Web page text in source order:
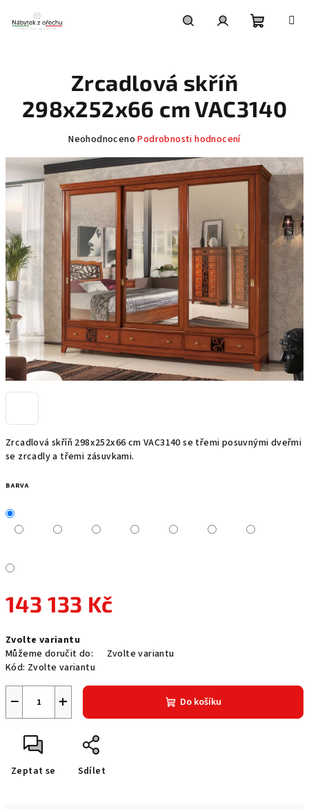
obsah
Zrcadlová skříň 298x252x66 cm VAC3140 se třemi posuvnými dveřmi
se zrcadly a třemi zásuvkami.
BARVA
143 133 Kč
cena:
Zvolte variantu
Můžeme doručit do:
Zvolte variantu
Kód: Zvolte variantu
+
− Do košíku
Zeptat se Sdílet
Zrcadlová skříň
298x252x66 cm VAC3140
Průměrné
produktu
je
0,0
z
5
hvězdiček.
Neohodnoceno Podrobnosti hodnocení